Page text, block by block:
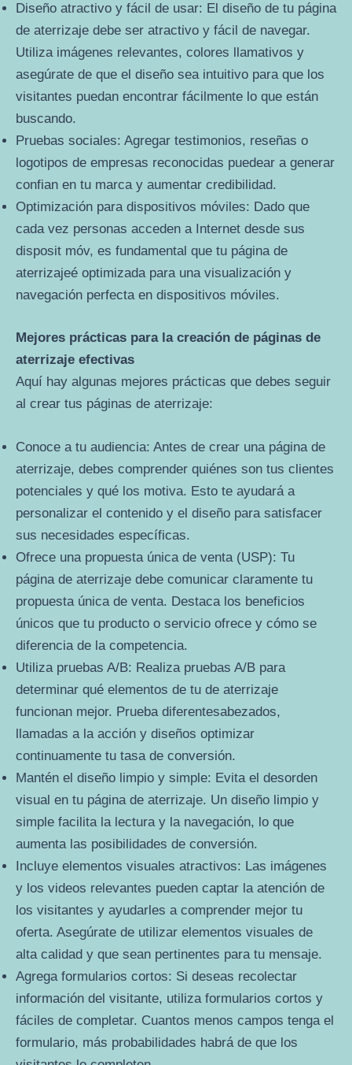
Diseño atractivo y fácil de usar: El diseño de tu página
de aterrizaje debe ser atractivo y fácil de navegar.
Utiliza imágenes relevantes, colores llamativos y
asegúrate de que el diseño sea intuitivo para que los
visitantes puedan encontrar fácilmente lo que están
buscando.
Pruebas sociales: Agregar testimonios, reseñas o
logotipos de empresas reconocidas puedear a generar
confian en tu marca y aumentar credibilidad.
Optimización para dispositivos móviles: Dado que
cada vez personas acceden a Internet desde sus
disposit móv, es fundamental que tu página de
aterrizajeé optimizada para una visualización y
navegación perfecta en dispositivos móviles.
Mejores prácticas para la creación de páginas de
aterrizaje efectivas
Aquí hay algunas mejores prácticas que debes seguir
al crear tus páginas de aterrizaje:
Conoce a tu audiencia: Antes de crear una página de
aterrizaje, debes comprender quiénes son tus clientes
potenciales y qué los motiva. Esto te ayudará a
personalizar el contenido y el diseño para satisfacer
sus necesidades específicas.
Ofrece una propuesta única de venta (USP): Tu
página de aterrizaje debe comunicar claramente tu
propuesta única de venta. Destaca los beneficios
únicos que tu producto o servicio ofrece y cómo se
diferencia de la competencia.
Utiliza pruebas A/B: Realiza pruebas A/B para
determinar qué elementos de tu de aterrizaje
funcionan mejor. Prueba diferentesabezados,
llamadas a la acción y diseños optimizar
continuamente tu tasa de conversión.
Mantén el diseño limpio y simple: Evita el desorden
visual en tu página de aterrizaje. Un diseño limpio y
simple facilita la lectura y la navegación, lo que
aumenta las posibilidades de conversión.
Incluye elementos visuales atractivos: Las imágenes
y los videos relevantes pueden captar la atención de
los visitantes y ayudarles a comprender mejor tu
oferta. Asegúrate de utilizar elementos visuales de
alta calidad y que sean pertinentes para tu mensaje.
Agrega formularios cortos: Si deseas recolectar
información del visitante, utiliza formularios cortos y
fáciles de completar. Cuantos menos campos tenga el
formulario, más probabilidades habrá de que los